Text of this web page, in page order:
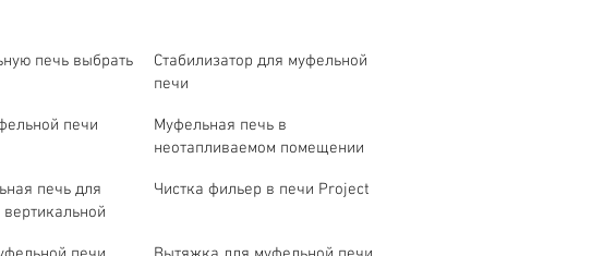
печь выбрать
Стабилизатор для муфельной
печи
муфельной печи
Муфельная печь в
неотапливаемом помещении
печь для
Чистка фильер в печи Project